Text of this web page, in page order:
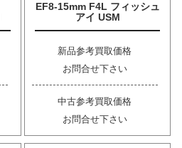
EF8-15mm F4L フィッシュ
アイ USM
新品参考買取価格
お問合せ下さい
中古参考買取価格
お問合せ下さい